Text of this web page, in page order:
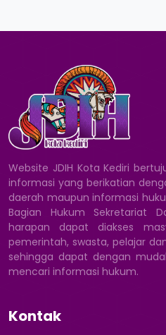
Website JDIH Kota Kediri
informasi yang berikatian
daerah maupun informasi
Bagian Hukum Sekretariat
harapan dapat diakses
pemerintah, swasta, pelajar
sehingga dapat dengan
mencari informasi hukum.
Kontak